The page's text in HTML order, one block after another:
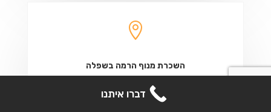

השכרת מנוף הרמה בשפלה
השכרת מרים משא להרמת רהיטים והובלות בשפלה.
בערים: גדרה, רחובות, נס ציונה, מזכרת בתיה ויבנה
דברו איתנו